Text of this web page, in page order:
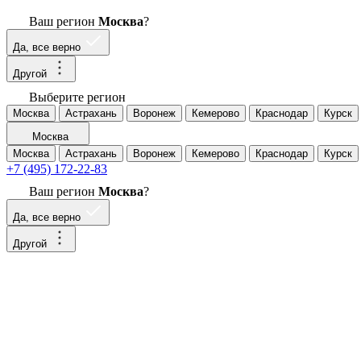
Ваш регион Москва?
Да, все верно
Другой
Выберите регион
Москва Астрахань Воронеж Кемерово Краснодар Курск
Москва
Москва
Астрахань Воронеж Кемерово Краснодар Курск
+7 (495) 172-22-83
Ваш регион Москва?
Да, все верно
Другой